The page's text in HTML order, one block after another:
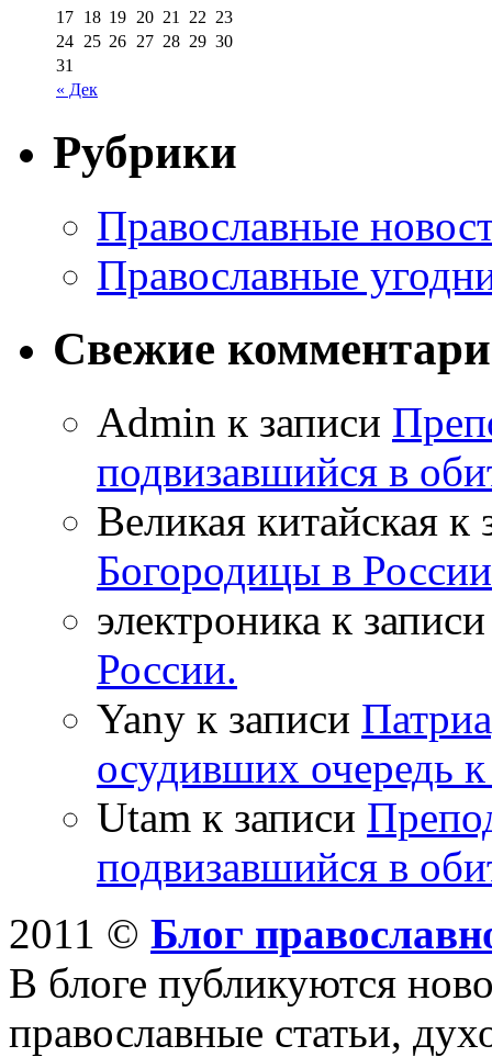
« Дек
17 18 19 20 21 22 23
24 25 26 27 28 29 30
31
Рубрики
Православные
Православные
Свежие
Admin к записи
подвизавшийся в
Великая китайская к
Богородицы в
электроника к
России.
Yany к записи
осудивших очередь
Utam к записи
подвизавшийся в
2011 © Блог
В блоге публикуются
православные статьи,